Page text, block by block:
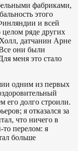
фабриками,
этого
и всей
целом ряде других
датчанин Арне
они были
меня это стало
одним из первых
его долго строили.
я отказался за
что ничего в
перелом: я
больше